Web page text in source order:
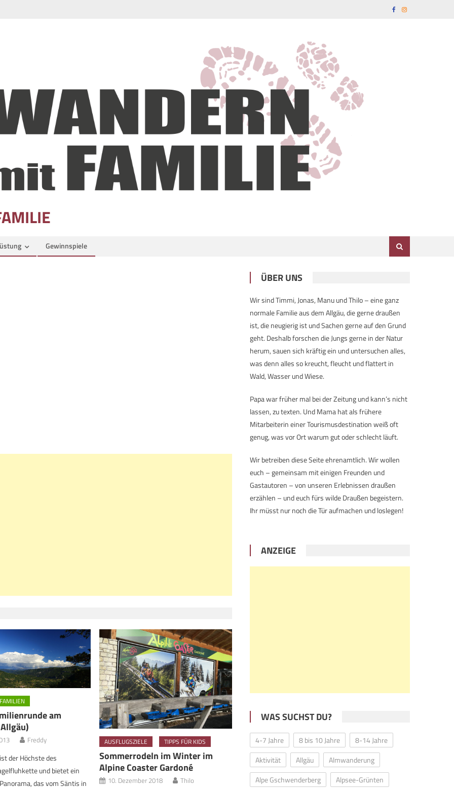
Gewinnspiele
am
Freddy
der Höchste des
und bietet ein
das vom Säntis in
AUSFLUGSZIELE TIPPS FÜR KIDS
Sommerrodeln im Winter im
Alpine Coaster Gardoné
10. Dezember 2018 Thilo
ÜBER UNS
Wir sind Timmi, Jonas, Manu und Thilo – eine ganz
normale Familie aus dem Allgäu, die gerne draußen
ist, die neugierig ist und Sachen gerne auf den Grund
geht. Deshalb forschen die Jungs gerne in der Natur
herum, sauen sich kräftig ein und untersuchen alles,
was denn alles so kreucht, fleucht und flattert in
Wald, Wasser und Wiese.
Papa war früher mal bei der Zeitung und kann’s nicht
lassen, zu texten. Und Mama hat als frühere
Mitarbeiterin einer Tourismusdestination weiß oft
genug, was vor Ort warum gut oder schlecht läuft.
Wir betreiben diese Seite ehrenamtlich. Wir wollen
euch – gemeinsam mit einigen Freunden und
Gastautoren – von unseren Erlebnissen draußen
erzählen – und euch fürs wilde Draußen begeistern.
Ihr müsst nur noch die Tür aufmachen und loslegen!
ANZEIGE
WAS SUCHST DU?
4-7 Jahre 8 bis 10 Jahre
8-14 Jahre
Aktivität
Allgäu
Almwanderung
Alpe Gschwenderberg
Alpsee-Grünten